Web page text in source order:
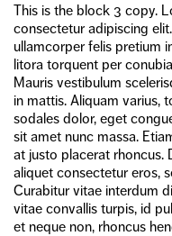
This is the block 3 copy.
consectetur adipiscing
ullamcorper felis pretium
litora torquent per
Mauris vestibulum
in mattis. Aliquam varius,
sodales dolor, eget
sit amet nunc massa.
at justo placerat rhoncus.
aliquet consectetur eros,
Curabitur vitae interdum
vitae convallis turpis, id
et neque non, rhoncus